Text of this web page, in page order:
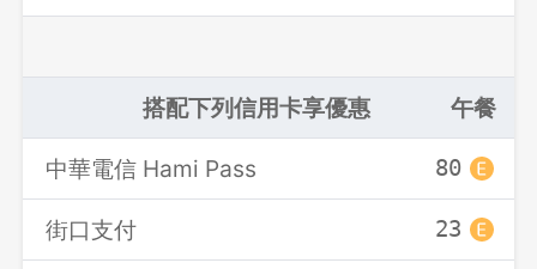
搭配下列信用卡享優惠 午餐
中華電信 Hami Pass 80
街口支付 23